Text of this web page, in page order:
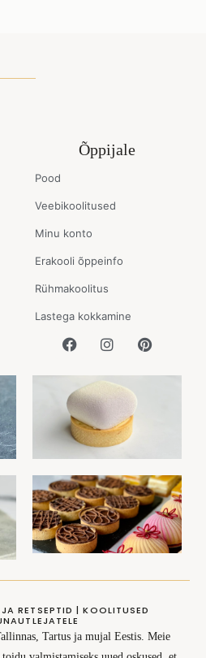
Õppijale
Pood
Veebikoolitused
Minu konto
Erakooli õppeinfo
Rühmakoolitus
Lastega kokkamine
RETSEPTID | KOOLITUSED
Tartus ja mujal Eestis. Meie